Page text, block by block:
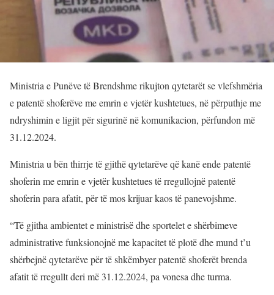
Ministria e Punëve të Brendshme rikujton qytetarët se vlefshmëria
e patentë shoferëve me emrin e vjetër kushtetues, në përputhje me
ndryshimin e ligjit për sigurinë në komunikacion, përfundon më
31.12.2024.
Ministria u bën thirrje të gjithë qytetarëve që kanë ende patentë
shoferin me emrin e vjetër kushtetues të rregullojnë patentë
shoferin para afatit, për të mos krijuar kaos të panevojshme.
“Të gjitha ambientet e ministrisë dhe sportelet e shërbimeve
administrative funksionojnë me kapacitet të plotë dhe mund t’u
shërbejnë qytetarëve për të shkëmbyer patentë shoferët brenda
afatit të rregullt deri më 31.12.2024, pa vonesa dhe turma.